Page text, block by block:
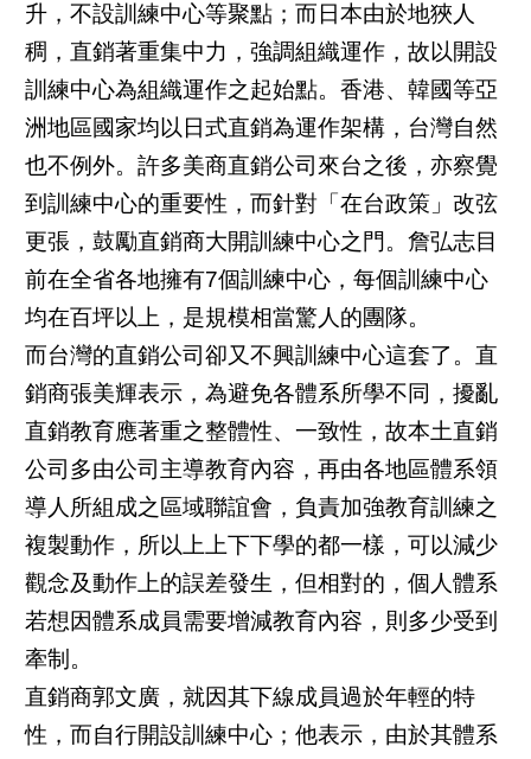
升，不設訓練中心等聚點；而日本由於地狹人
稠，直銷著重集中力，強調組織運作，故以開設
訓練中心為組織運作之起始點。香港、韓國等亞
洲地區國家均以日式直銷為運作架構，台灣自然
也不例外。許多美商直銷公司來台之後，亦察覺
到訓練中心的重要性，而針對「在台政策」改弦
更張，鼓勵直銷商大開訓練中心之門。詹弘志目
前在全省各地擁有7個訓練中心，每個訓練中心
均在百坪以上，是規模相當驚人的團隊。
而台灣的直銷公司卻又不興訓練中心這套了。直
銷商張美輝表示，為避免各體系所學不同，擾亂
直銷教育應著重之整體性、一致性，故本土直銷
公司多由公司主導教育內容，再由各地區體系領
導人所組成之區域聯誼會，負責加強教育訓練之
複製動作，所以上上下下學的都一樣，可以減少
觀念及動作上的誤差發生，但相對的，個人體系
若想因體系成員需要增減教育內容，則多少受到
牽制。
直銷商郭文廣，就因其下線成員過於年輕的特
性，而自行開設訓練中心；他表示，由於其體系